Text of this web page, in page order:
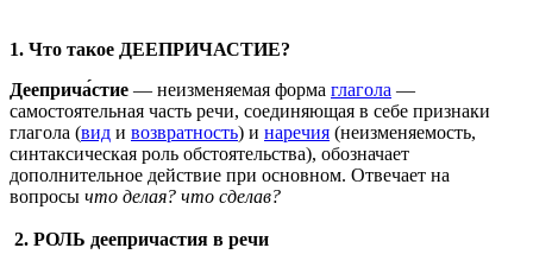
1. Что такое ДЕЕПРИЧАСТИЕ?
Дееприча́стие — неизменяемая форма глагола —
самостоятельная часть речи, соединяющая в себе признаки
глагола (вид и возвратность) и наречия (неизменяемость,
синтаксическая роль обстоятельства), обозначает
дополнительное действие при основном. Отвечает на
вопросы что делая? что сделав?
2. РОЛЬ деепричастия в речи